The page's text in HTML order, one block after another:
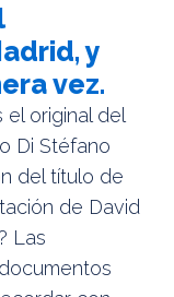
y
vez.
original del
Di Stéfano
del título de
de David
Las